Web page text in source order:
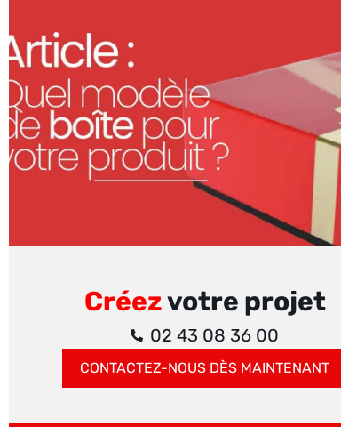
Créezvotre projet
02 43 08 36 00
CONTACTEZ-NOUS DÈS MAINTENANT